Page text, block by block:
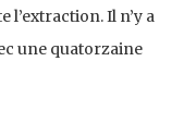
Il n’y a
une quatorzaine